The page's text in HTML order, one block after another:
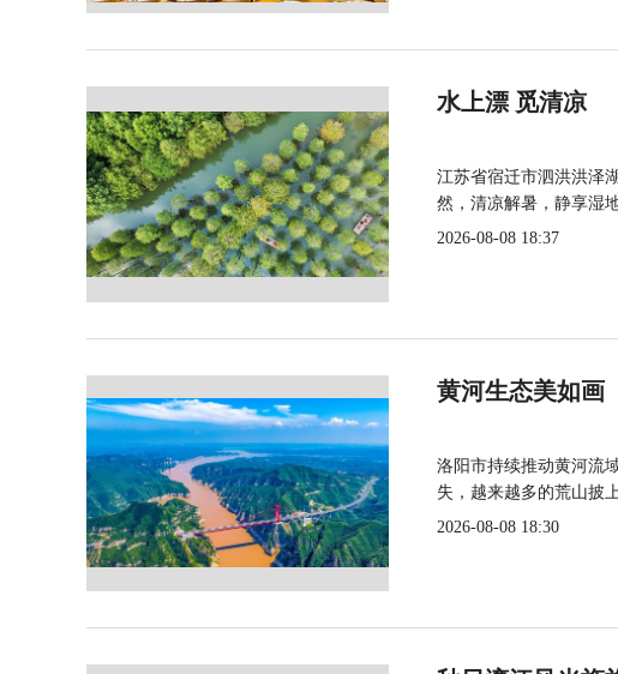
水上漂 觅清凉
江苏省宿迁市泗洪洪泽
然，清凉解暑，静享湿
2026-08-08 18:37
黄河生态美如画
洛阳市持续推动黄河流
失，越来越多的荒山披
2026-08-08 18:30